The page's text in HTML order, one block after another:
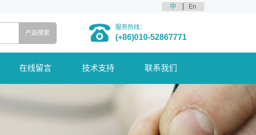
中 En
服务热线：
(+86)010-52867771
在线留言 技术支持 联系我们